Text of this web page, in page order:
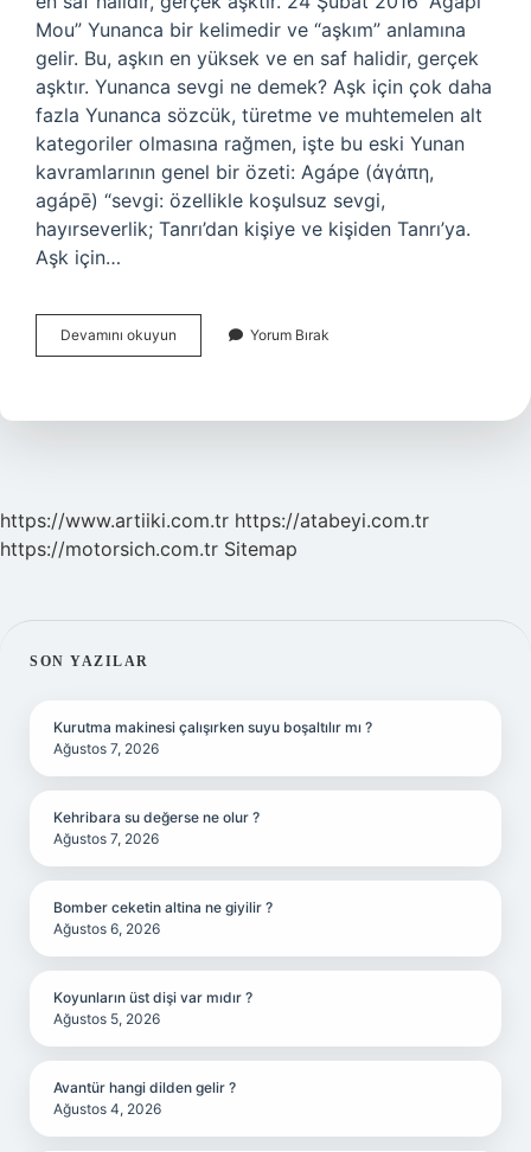
Mou” Yunanca bir kelimedir ve “aşkım” anlamına
gelir. Bu, aşkın en yüksek ve en saf halidir, gerçek
aşktır. Yunanca sevgi ne demek? Aşk için çok daha
fazla Yunanca sözcük, türetme ve muhtemelen alt
kategoriler olmasına rağmen, işte bu eski Yunan
kavramlarının genel bir özeti: Agápe (ἀγάπη,
agápē) “sevgi: özellikle koşulsuz sevgi,
hayırseverlik; Tanrı’dan kişiye ve kişiden Tanrı’ya.
Aşk için…
Devamını okuyun Yunanca
Aşkım
Yorum Bırak
https://www.artiiki.com.tr https://atabeyi.com.tr
https://motorsich.com.tr Sitemap
SIDEBAR
SON YAZILAR
Kurutma makinesi çalışırken suyu boşaltılır mı ?
Ağustos 7, 2026
Kehribara su değerse ne olur ?
Ağustos 7, 2026
Bomber ceketin altina ne giyilir ?
Ağustos 6, 2026
Koyunların üst dişi var mıdır ?
Ağustos 5, 2026
Avantür hangi dilden gelir ?
Ağustos 4, 2026